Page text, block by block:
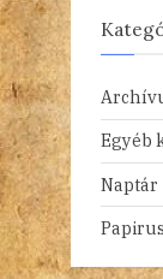
Egyéb
Naptár